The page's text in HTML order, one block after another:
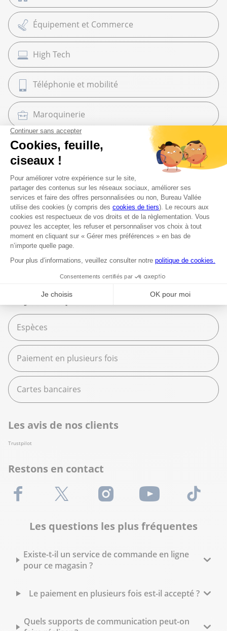
Équipement et Commerce
High Tech
Téléphonie et mobilité
Maroquinerie
Cadeaux
Librairie
Beaux Arts
Espace services
Fournitures scolaires
Moyens de paiement
Espèces
Paiement en plusieurs fois
Cartes bancaires
Les avis de nos clients
Trustpilot
Restons en contact
Facebook X (Twitter) Instagram Youtube TikTok
Les questions les plus fréquentes
Existe-t-il un service de commande en ligne
pour ce magasin ?
Le paiement en plusieurs fois est-il accepté ?
Quels supports de communication peut-on